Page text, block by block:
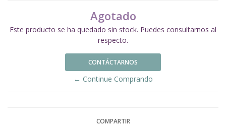
Agotado
Este producto se ha quedado sin stock. Puedes consultarnos al
respecto.
CONTÁCTARNOS
← Continue Comprando
COMPARTIR